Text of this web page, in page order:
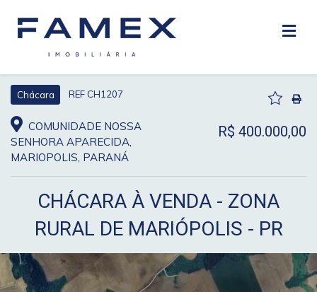
Chácara REF CH1207
COMUNIDADE NOSSA
SENHORA APARECIDA,
MARIOPOLIS, PARANÁ
R$ 400.000,00
CHÁCARA À VENDA - ZONA
RURAL DE MARIÓPOLIS - PR